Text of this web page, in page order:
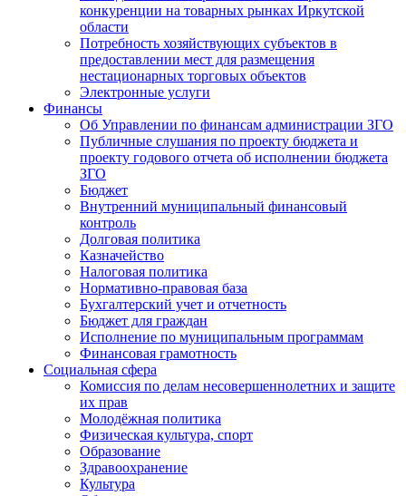
конкуренции на товарных рынках Иркутской
области
Потребность хозяйствующих субъектов в
предоставлении мест для размещения
нестационарных торговых объектов
Электронные услуги
Финансы
Об Управлении по финансам администрации ЗГО
Публичные слушания по проекту бюджета и
проекту годового отчета об исполнении бюджета
ЗГО
Бюджет
Внутренний муниципальный финансовый
контроль
Долговая политика
Казначейство
Налоговая политика
Нормативно-правовая база
Бухгалтерский учет и отчетность
Бюджет для граждан
Исполнение по муниципальным программам
Финансовая грамотность
Социальная сфера
Комиссия по делам несовершеннолетних и защите
их прав
Молодёжная политика
Физическая культура, спорт
Образование
Здравоохранение
Культура